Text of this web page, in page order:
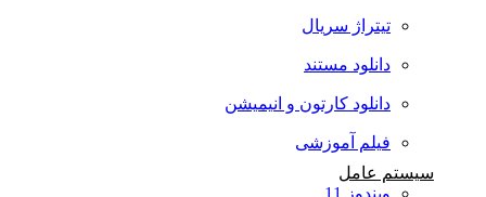
تیتراژ سریال
دانلود مستند
دانلود کارتون و انیمیشن
فیلم آموزشی
سیستم عامل
ویندوز 11